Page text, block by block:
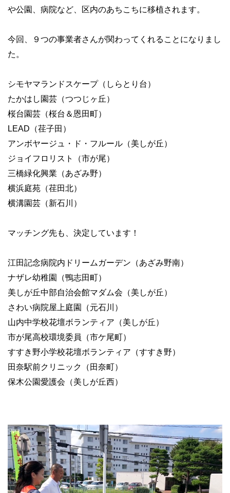
や公園、病院など、区内のあちこちに移植されます。
今回、９つの事業者さんが関わってくれることになりまし
た。
シモヤマランドスケープ（しらとり台）
たかはし園芸（つつじヶ丘）
桜台園芸（桜台＆恩田町）
LEAD（荏子田）
アンボヤージュ・ド・フルール（美しが丘）
ジョイフロリスト（市が尾）
三橋緑化興業（あざみ野）
横浜庭苑（荏田北）
横溝園芸（新石川）
マッチング先も、決定しています！
江田記念病院内ドリームガーデン（あざみ野南）
ナザレ幼稚園（鴨志田町）
美しが丘中部自治会館マダム会（美しが丘）
さわい病院屋上庭園（元石川）
山内中学校花壇ボランティア（美しが丘）
市が尾高校環境委員（市ケ尾町）
すすき野小学校花壇ボランティア（すすき野）
田奈駅前クリニック（田奈町）
保木公園愛護会（美しが丘西）